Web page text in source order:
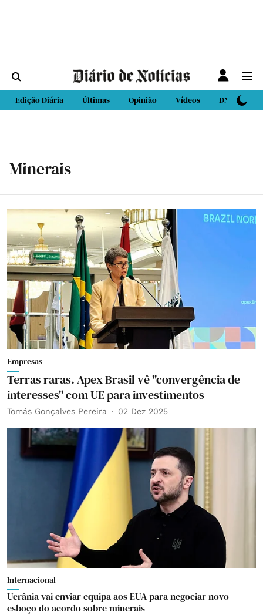
Edição Diária Últimas Opinião Vídeos DN Sport
Minerais
Empresas
Terras raras. Apex Brasil vê "convergência de
interesses" com UE para investimentos
Tomás Gonçalves Pereira 02 Dez 2025
Internacional
Ucrânia vai enviar equipa aos EUA para negociar novo
esboço do acordo sobre minerais